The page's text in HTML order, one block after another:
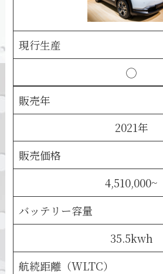
現行生産
◯
販売年
2021年
販売価格
4,510,000~
バッテリー容量
35.5kwh
航続距離（WLTC）